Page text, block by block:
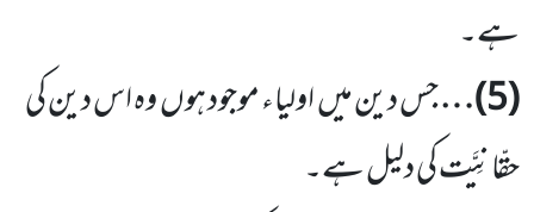
ہے۔
(
5
)…جس دین میںاولیاء موجود ہوںوہ اس دین کی
حقّانِیَّت کی دلیل ہے۔